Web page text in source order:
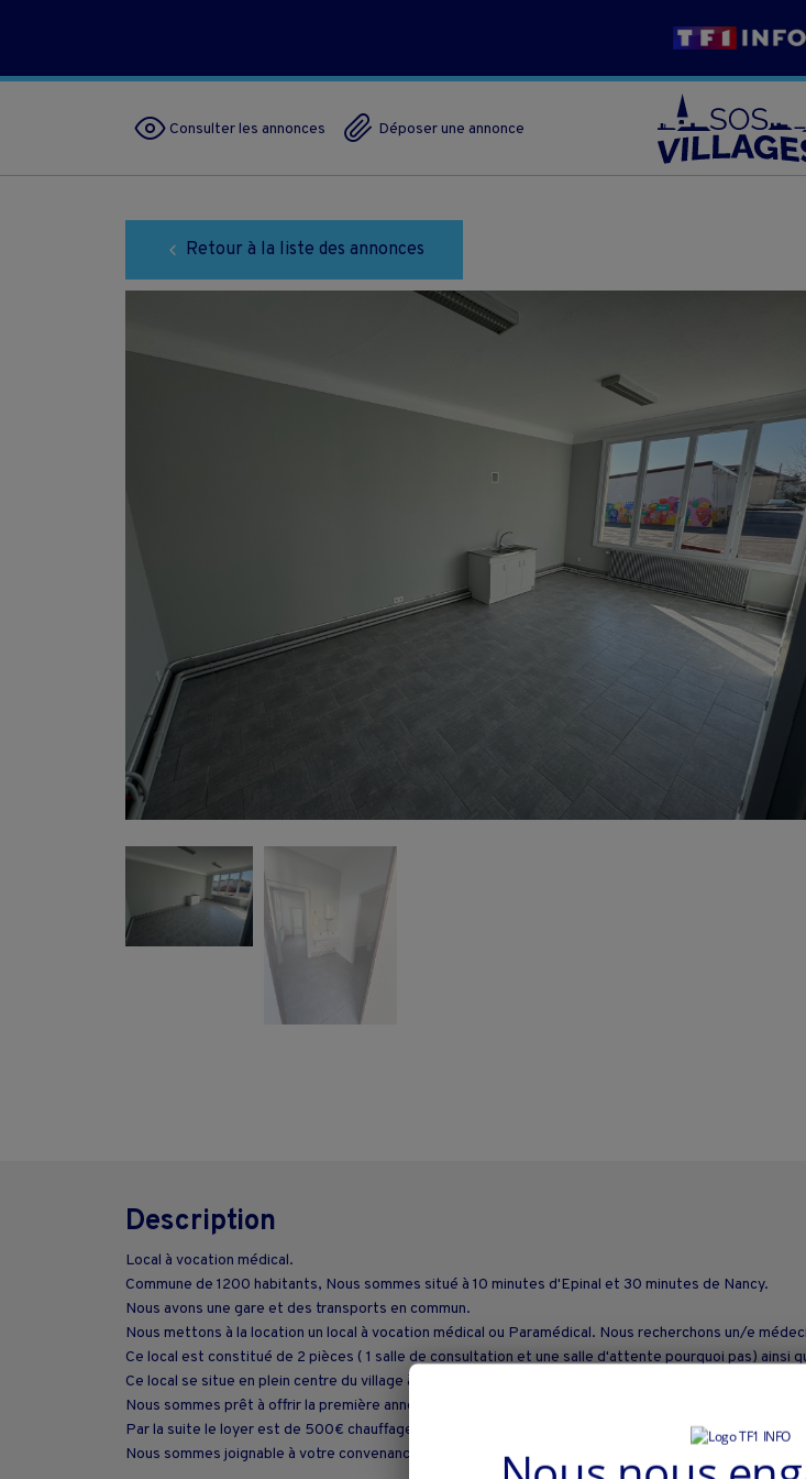
Consulter les annonces Déposer une annonce
Retour à la liste des annonces
Description
Local à vocation médical.
Commune de 1200 habitants, Nous sommes situé à 10 minutes d'Epinal et 30 minutes de Nancy.
Nous avons une gare et des transports en commun.
Nous mettons à la location un local à vocation médical ou Paramédical. Nous recherchons un/e
Ce local est constitué de 2 pièces ( 1 salle de consultation et une salle d'attente pourquoi pas) ainsi
Ce local se situe en plein centre du village à l'entrée d'une école primaire ( 100 enfants)
Nous sommes prêt à offrir la première année de location si un engagement de plusieurs années peut
Par la suite le loyer est de 500€ chauffage et électricité compris. Seulement à votre charge
Nous sommes joignable à votre convenance